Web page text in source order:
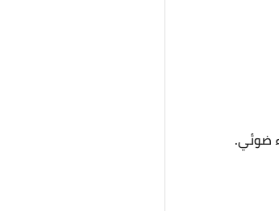
ضوئي.